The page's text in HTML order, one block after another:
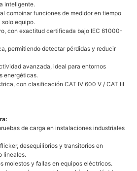
inteligente.
combinar funciones de medidor en tiempo
solo equipo.
con exactitud certificada bajo IEC 61000-
permitiendo detectar pérdidas y reducir
avanzada, ideal para entornos
energéticas.
con clasificación CAT IV 600 V / CAT III
de carga en instalaciones industriales
desequilibrios y transitorios en
lineales.
molestos y fallas en equipos eléctricos.